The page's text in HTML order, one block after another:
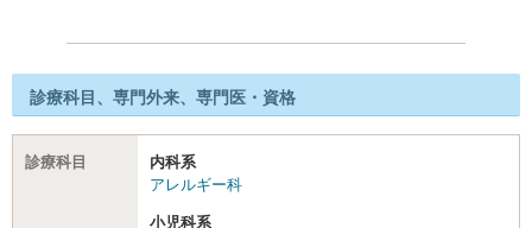
診療科目、専門外来、専門医・資格
診療科目
内科系
アレルギー科
小児科系